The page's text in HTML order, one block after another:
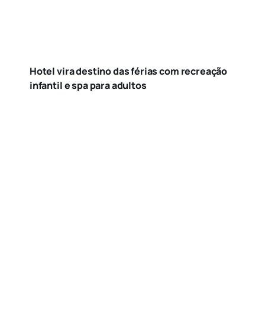
Hotel vira destino das férias com recreação
infantil e spa para adultos